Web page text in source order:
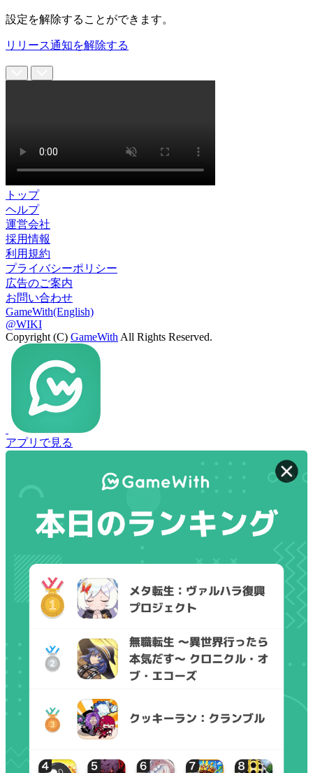
設定を解除することができます。
リリース通知を解除する
トップ
ヘルプ
運営会社
採用情報
利用規約
プライバシーポリシー
広告のご案内
お問い合わせ
GameWith(English)
@WIKI
Copyright (C) GameWith All Rights Reserved.
アプリで見る